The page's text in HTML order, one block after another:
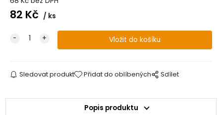
82 Kč ks
Sledovat produkt Přidat do oblíbených Sdílet
Popis produktu